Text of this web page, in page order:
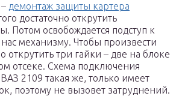
демонтаж защиты картера
достаточно открутить
Потом освобождается подступ к
механизму. Чтобы произвести
открутить три гайки – две на блоке
отсеке. Схема подключения
2109 такая же, только имеет
поэтому не вызовет затруднений.